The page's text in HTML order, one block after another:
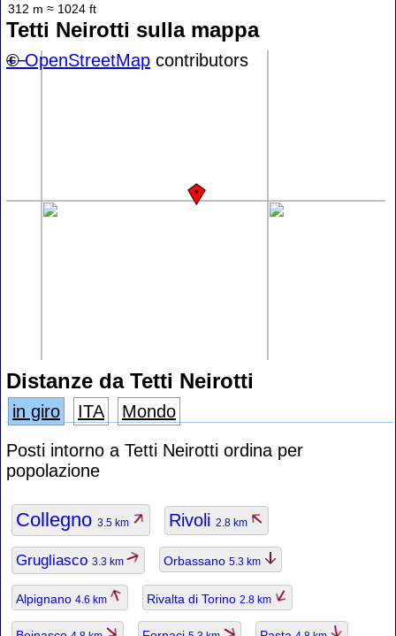
312 m ≈ 1024 ft
Tetti Neirotti sulla mappa
+−
©OpenStreetMap contributors
Distanze da Tetti Neirotti
in giro ITA
Mondo
Posti intorno a Tetti Neirotti ordina per
popolazione
Collegno 3.5 km Rivoli 2.8 km
Grugliasco 3.3 km Orbassano 5.3 km
Alpignano 4.6 km Rivalta di Torino 2.8 km